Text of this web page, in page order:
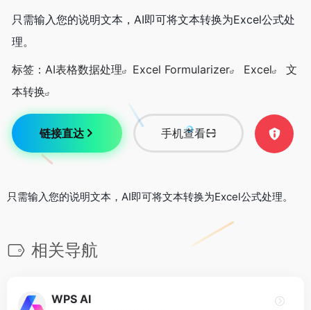
只需输入您的说明文本，AI即可将文本转换为Excel公式处
理。
标签： AI表格数据处理 Excel Formularizer Excel
文
本转换
链接直达 手机查看
只需输入您的说明文本，AI即可将文本转换为Excel公式处理。
相关导航
WPS AI